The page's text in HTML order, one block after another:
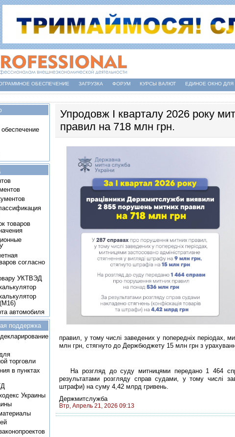
ОБЕСПЕЧЕНИЕ ЗАГРУЗКА ФОРУМ КУРСЫ ВАЛЮТ ЕДИНОЕ ОКНО
Упродовж І кварталу 2026 року
правил на 718 млн грн.
правил, у тому числі заведених у попередніх періодах,
млн грн, стягнуто до Держбюджету 15 млн грн з
На розгляд до суду митницями передано 1 464
результатами розгляду справ судами, у тому числі
штрафи) на суму 4,42 млрд гривень.
Держмитслужба
Втр, Апрель 21, 2026 09:13
товаров
согласно
УКТВЭД
автомобиля
поддержка
торговли
в пунктах
Украины